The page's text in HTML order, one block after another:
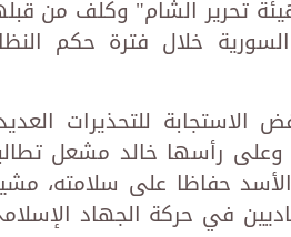
تحرير الشام" وكلف من
خلال فترة حكم
للتحذيرات
وعلى رأسها خالد مشعل
حفاظا على سلامته،
في حركة الجهاد